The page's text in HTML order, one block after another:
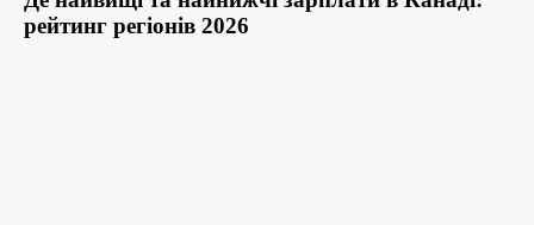
рейтинг регіонів 2026